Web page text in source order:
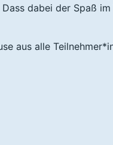
dabei der Spaß
aus alle